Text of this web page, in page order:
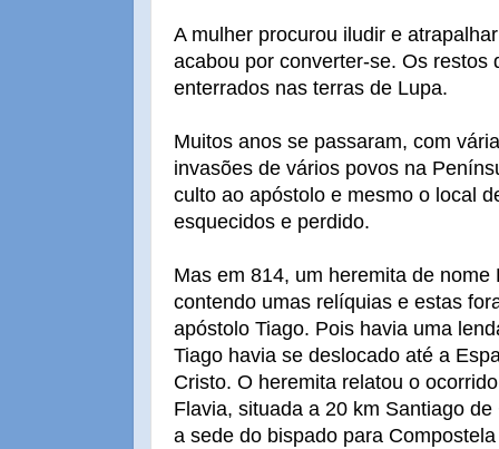
A mulher procurou iludir e
acabou por converter-se. Os restos
enterrados nas terras de Lupa.
Muitos anos se passaram, com
invasões de vários povos na
culto ao apóstolo e mesmo o local
esquecidos e perdido.
Mas em 814, um heremita de
contendo umas relíquias e estas
apóstolo Tiago. Pois havia uma
Tiago havia se deslocado até a
Cristo. O heremita relatou o
Flavia, situada a 20 km Santiago
a sede do bispado para